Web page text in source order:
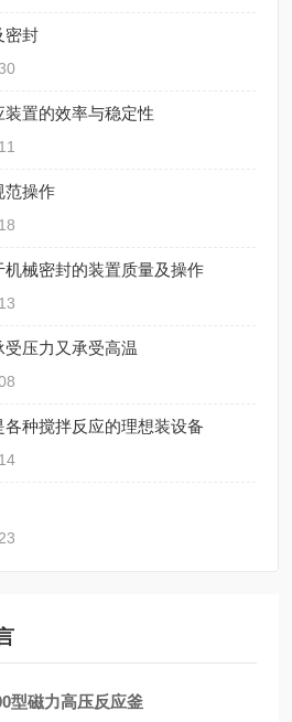
密封
置的效率与稳定性
范操作
械密封的装置质量及操作
压力又承受高温
种搅拌反应的理想装设备
型磁力高压反应釜